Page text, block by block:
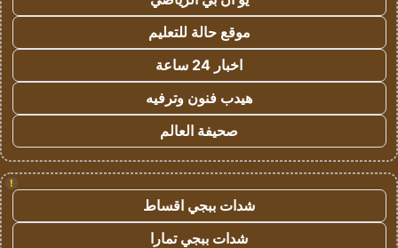
موقع حالة للتعليم
اخبار 24 ساعة
هيدب فنون وترفيه
صحيفة العالم
!
شدات ببجي اقساط
شدات ببجي تمارا